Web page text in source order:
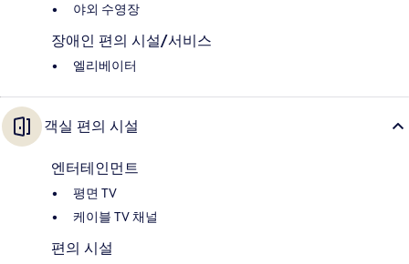
야외 수영장
장애인 편의 시설/서비스
엘리베이터
객실 편의 시설
엔터테인먼트
평면 TV
케이블 TV 채널
편의 시설